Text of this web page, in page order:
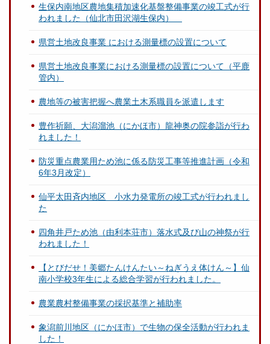
生保内南地区農地集積加速化基盤整備事業の竣工式が行
われました（仙北市田沢湖生保内）
県営土地改良事業 における測量標の設置について
県営土地改良事業における測量標の設置について（平鹿
管内）
農地等の被害把握へ農業土木系職員を派遣します
豊作祈願、大潟溜池（にかほ市）龍神奥の院参詣が行わ
れました！
防災重点農業用ため池に係る防災工事等推進計画（令和
6年3月改定）
仙平太田斉内地区 小水力発電所の竣工式が行われまし
た
四角井戸ため池（由利本荘市）落水式及び山の神祭が行
われました！
【とびだせ！美郷たんけんたい～ねぎうえ体けん～】仙
南小学校3年生による総合学習が行われました。
農業農村整備事業の採択基準と補助率
象潟前川地区（にかほ市）で生物の保全活動が行われま
した！